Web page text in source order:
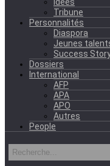
Tribune
Personnalités
Diaspora
Jeunes
Success
Dossiers
International
AFP
APA
APO
Autres
People